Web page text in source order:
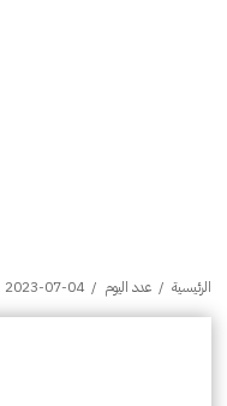
الرئيسية / عدد اليوم /
2023-07-04